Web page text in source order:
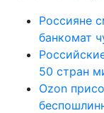
Россияне
банкомат
50 стран
Ozon